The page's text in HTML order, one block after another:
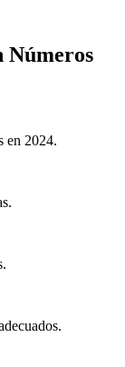
Números
en 2024.